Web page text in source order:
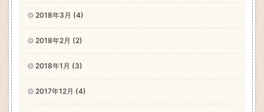
2018年3月 (4)
2018年2月 (2)
2018年1月 (3)
2017年12月 (4)